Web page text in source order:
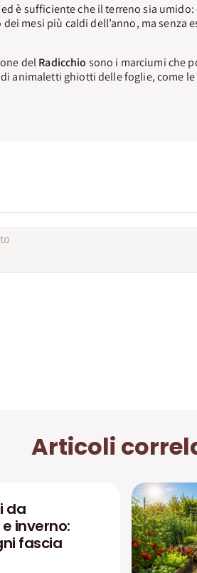
è sufficiente che il terreno sia
mesi più caldi dell’anno, ma senza
delRadicchio sono i marciumi che
di animaletti ghiotti delle foglie, come
Articoli
da
inverno:
fascia